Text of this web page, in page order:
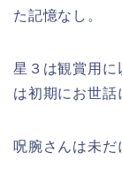
た記憶なし。
星３は観賞用に
は初期にお世話
呪腕さんは未だ